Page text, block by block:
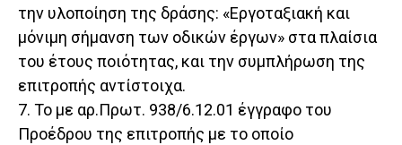
την υλοποίηση της δράσης: «Eργοταξιακή και
μόνιμη σήμανση των οδικών έργων» στα πλαίσια
του έτους ποιότητας, και την συμπλήρωση της
επιτροπής αντίστοιχα.
7. Το με αρ.Πρωτ. 938/6.12.01 έγγραφο του
Προέδρου της επιτροπής με το οποίο